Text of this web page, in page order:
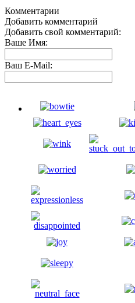
Комментарии
Добавить комментарий
Добавить свой комментарий:
Ваше Имя:
Ваш E-Mail: